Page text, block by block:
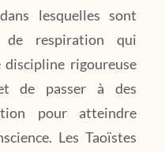
lesquelles sont
de respiration qui
discipline rigoureuse
de passer à des
pour atteindre
Les Taoïstes